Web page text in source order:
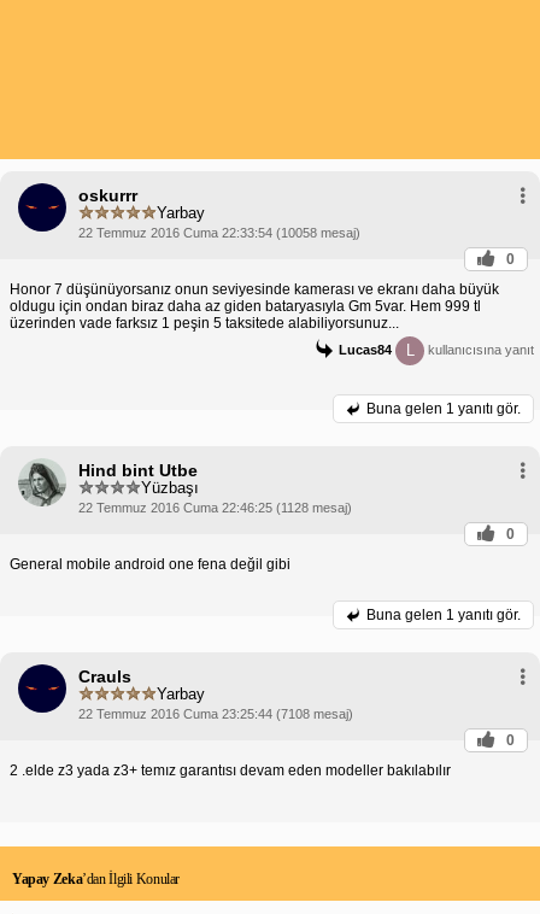
oskurrr
Yarbay
22 Temmuz 2016 Cuma 22:33:54 (10058 mesaj)
0
Honor 7 düşünüyorsanız onun seviyesinde kamerası ve ekranı daha büyük
oldugu için ondan biraz daha az giden bataryasıyla Gm 5var. Hem 999 tl
üzerinden vade farksız 1 peşin 5 taksitede alabiliyorsunuz...
Lucas84 kullanıcısına yanıt
Buna gelen 1 yanıtı gör.
Hind bint Utbe
Yüzbaşı
22 Temmuz 2016 Cuma 22:46:25 (1128 mesaj)
0
General mobile android one fena değil gibi
Buna gelen 1 yanıtı gör.
Crauls
Yarbay
22 Temmuz 2016 Cuma 23:25:44 (7108 mesaj)
0
2 .elde z3 yada z3+ temız garantısı devam eden modeller bakılabılır
Yapay Zeka’dan İlgili Konular